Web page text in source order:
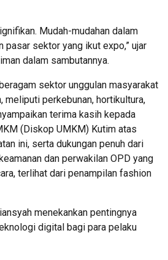
Mudah-mudahan dalam
pasar sektor yang ikut expo,” ujar
dalam sambutannya.
sektor unggulan masyarakat
meliputi perkebunan, hortikultura,
terima kasih kepada
(Diskop UMKM) Kutim atas
ini, serta dukungan penuh dari
dan perwakilan OPD yang
terlihat dari penampilan fashion
menekankan pentingnya
digital bagi para pelaku